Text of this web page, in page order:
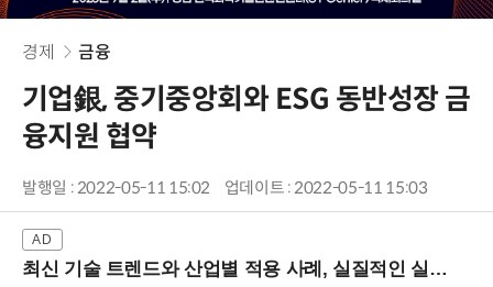
경제 금융
기업銀, 중기중앙회와 ESG 동반성장 금
융지원 협약
발행일 : 2022-05-11 15:02 업데이트 : 2022-05-11 15:03
최신 기술 트렌드와 산업별 적용 사례, 실질적인 실행 전략을 공유 (9/18 양재역)